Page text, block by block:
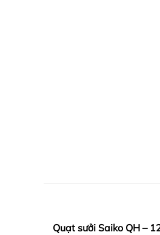
Quạt sưởi Saiko QH –